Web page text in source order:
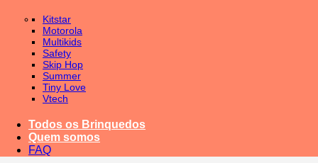
Kitstar
Motorola
Multikids
Safety
Skip Hop
Summer
Tiny Love
Vtech
Todos os Brinquedos
Quem somos
FAQ